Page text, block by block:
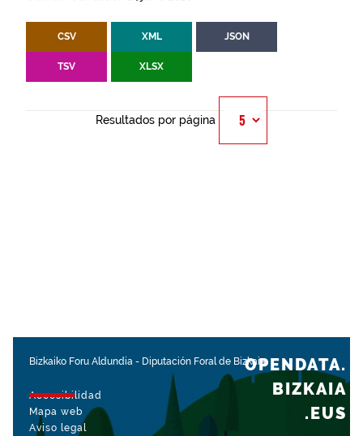
CSV XML JSON
TSV XLSX
Resultados por página
Bizkaiko Foru Aldundia - Diputación Foral de Bizkaia
Accesibilidad
Mapa web
Aviso legal
OPENDATA.
BIZKAIA
.EUS